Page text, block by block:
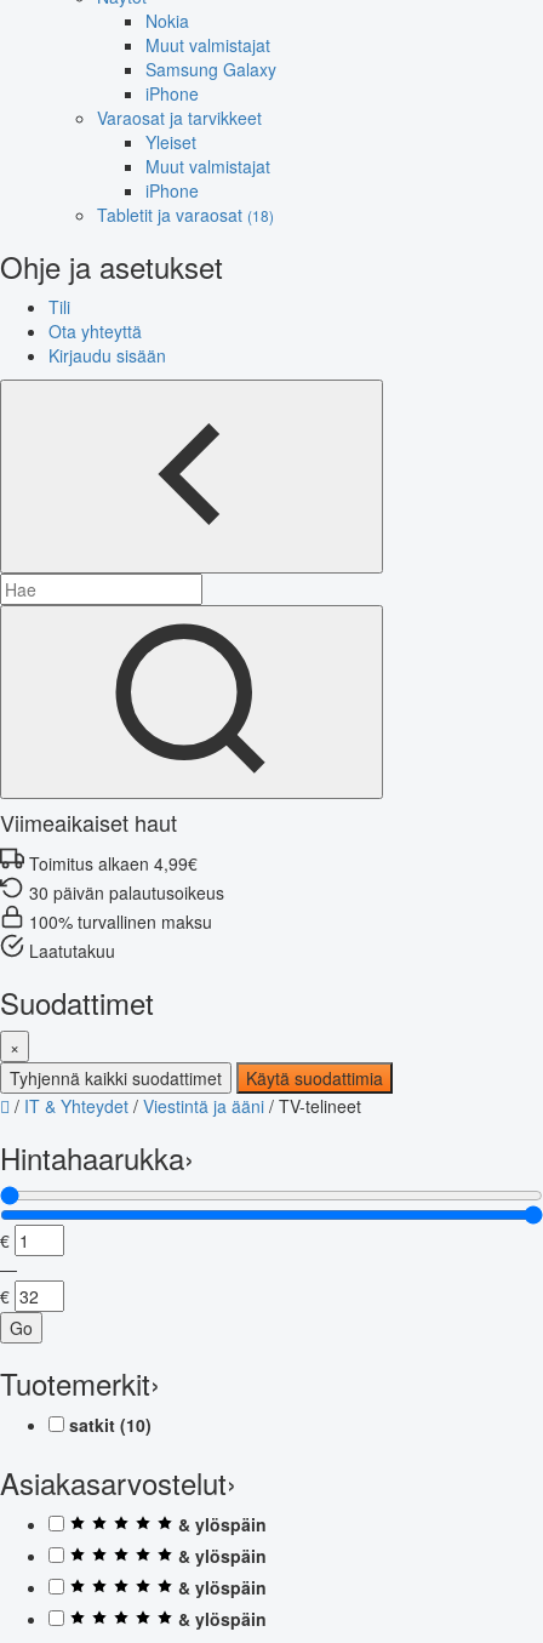
Nokia
Muut valmistajat
Samsung Galaxy
iPhone
Varaosat ja tarvikkeet
Yleiset
Muut valmistajat
iPhone
Tabletit ja varaosat (18)
Ohje ja asetukset
Tili
Ota yhteyttä
Kirjaudu sisään
Viimeaikaiset haut
Toimitus alkaen 4,99€
30 päivän palautusoikeus
100% turvallinen maksu
Laatutakuu
Suodattimet
×
Tyhjennä kaikki suodattimet
Käytä suodattimia
/ IT & Yhteydet / Viestintä ja ääni / TV-telineet
Hintahaarukka›
€
—
€
Go
Tuotemerkit›
satkit (10)
Asiakasarvostelut›
& ylöspäin
& ylöspäin
& ylöspäin
& ylöspäin